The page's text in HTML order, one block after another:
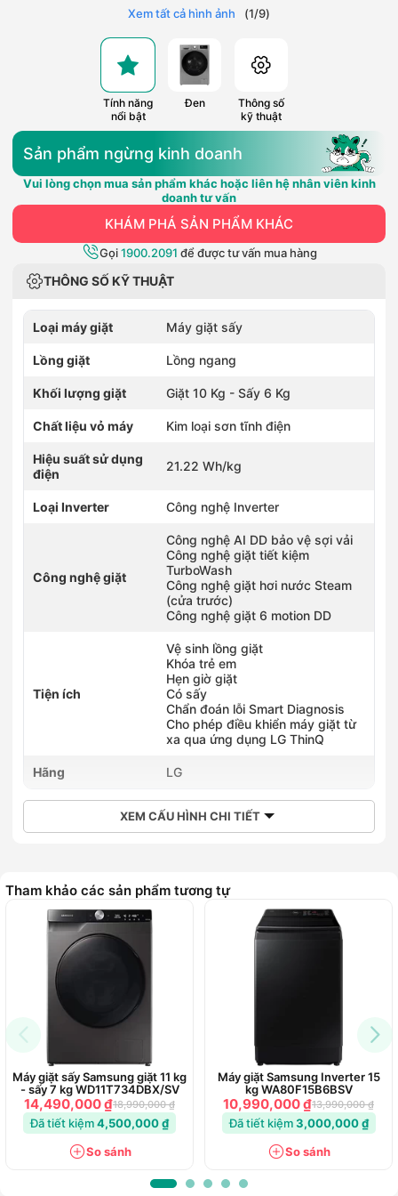
Xem tất cả hình ảnh (1/9)
Tính năng
nổi bật
Đen
Thông số
kỹ thuật
Sản phẩm ngừng kinh doanh
Vui lòng chọn mua sản phẩm khác hoặc liên hệ nhân viên kinh
doanh tư vấn
KHÁM PHÁ SẢN PHẨM KHÁC
Gọi1900.2091 để được tư vấn mua hàng
THÔNG SỐ KỸ THUẬT
Loại máy giặt Máy giặt sấy
Lồng giặt Lồng ngang
Khối lượng giặt Giặt 10 Kg - Sấy 6 Kg
Chất liệu vỏ máy Kim loại sơn tĩnh điện
Hiệu suất sử dụng
điện
21.22 Wh/kg
Loại Inverter Công nghệ Inverter
Công nghệ giặt
Công nghệ AI DD bảo vệ sợi vải
Công nghệ giặt tiết kiệm
TurboWash
Công nghệ giặt hơi nước Steam
(cửa trước)
Công nghệ giặt 6 motion DD
Tiện ích
Vệ sinh lồng giặt
Khóa trẻ em
Hẹn giờ giặt
Có sấy
Chẩn đoán lỗi Smart Diagnosis
Cho phép điều khiển máy giặt từ
xa qua ứng dụng LG ThinQ
Hãng LG
XEM CẤU HÌNH CHI TIẾT
Tham khảo các sản phẩm tương tự
Máy giặt sấy Samsung giặt 11 kg
- sấy 7 kg WD11T734DBX/SV
14,490,000 ₫18,990,000 ₫
Đã tiết kiệm4,500,000 ₫
So sánh
Máy giặt Samsung Inverter 15
kg WA80F15B6BSV
10,990,000 ₫13,990,000 ₫
Đã tiết kiệm3,000,000 ₫
So sánh